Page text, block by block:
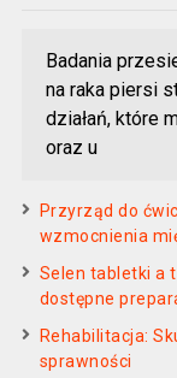
Badania
na raka piersi
działań, które
oraz u
Przyrząd do
wzmocnienia
Selen tabletki a
dostępne
Rehabilitacja:
sprawności